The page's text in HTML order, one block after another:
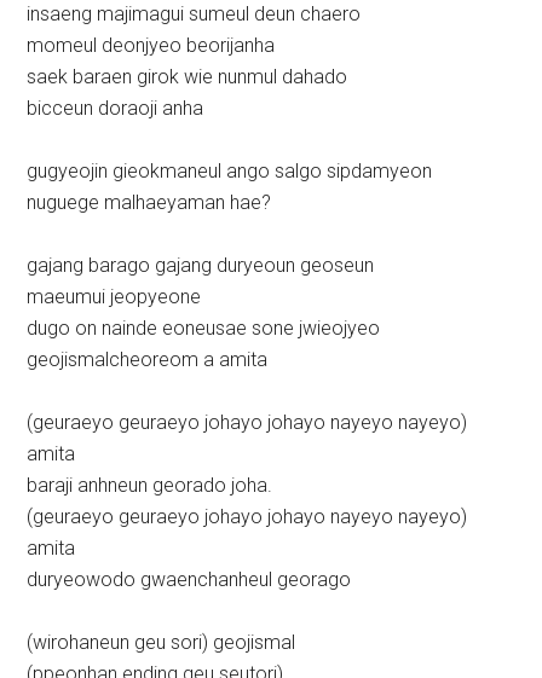
insaeng majimagui sumeul deun chaero
momeul deonjyeo beorijanha
saek baraen girok wie nunmul dahado
bicceun doraoji anha
gugyeojin gieokmaneul ango salgo sipdamyeon
nuguege malhaeyaman hae?
gajang barago gajang duryeoun geoseun
maeumui jeopyeone
dugo on nainde eoneusae sone jwieojyeo
geojismalcheoreom a amita
(geuraeyo geuraeyo johayo johayo nayeyo nayeyo)
amita
baraji anhneun georado joha.
(geuraeyo geuraeyo johayo johayo nayeyo nayeyo)
amita
duryeowodo gwaenchanheul georago
(wirohaneun geu sori) geojismal